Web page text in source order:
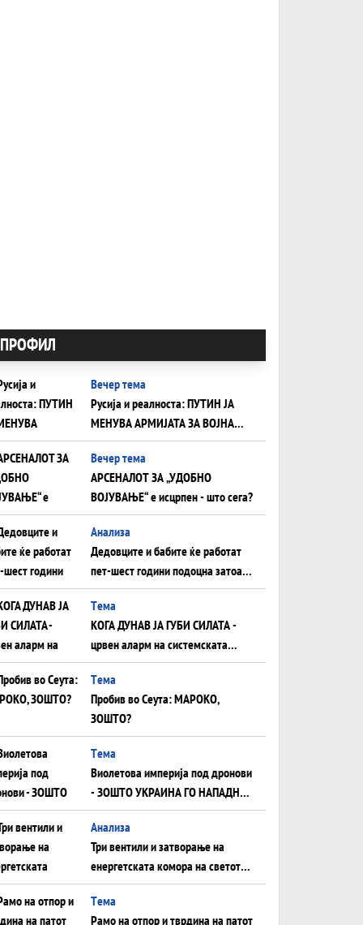
ПРОФИЛ
Вечер тема
Русија и реалноста: ПУТИН ЈА
МЕНУВА АРМИЈАТА ЗА ВОЈНА
ШТО ОСТАНУВА БЕЗ ФРОНТ
Вечер тема
АРСЕНАЛОТ ЗА „УДОБНО
ВОЈУВАЊЕ“ е исцрпен - што сега?
Анализа
Дедовците и бабите ќе работат
пет-шест години подоцна затоа
што НЕМААТ ВНУЦИ ДА ГИ
ЗАМЕНАТ
Tема
КОГА ДУНАВ ЈА ГУБИ СИЛАТА -
црвен аларм на системската
плоча од јужна Германија до
Црното Море...
Tема
Пробив во Сеута: МАРОКО,
ЗОШТО?
Tема
Виолетова империја под дронови
- ЗОШТО УКРАИНА ГО НАПАДНА
РУСКИОТ WILDBERRIES
Aнализа
Три вентили и затворање на
енергетската комора на светот:
Нападот во Суец најавува
глобален енергетски инфаркт?
Tема
Рамо на отпор и тврдина на патот